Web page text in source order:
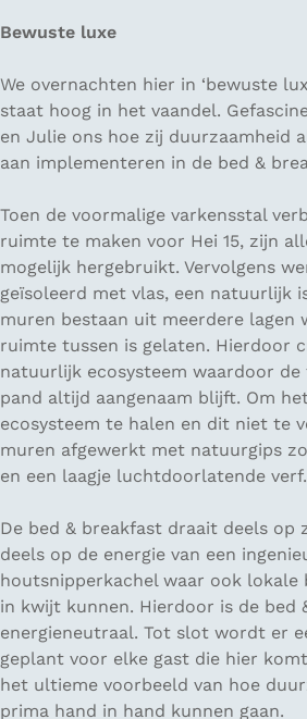
Bewuste luxe
We overnachten hier in ‘bewuste
staat hoog in het vaandel.
en Julie ons hoe zij duurzaamheid
aan implementeren in de bed &
Toen de voormalige varkensstal
ruimte te maken voor Hei 15, zijn
mogelijk hergebruikt. Vervolgens
geïsoleerd met vlas, een natuurlijk
muren bestaan uit meerdere lagen
ruimte tussen is gelaten. Hierdoor
natuurlijk ecosysteem waardoor
pand altijd aangenaam blijft. Om
ecosysteem te halen en dit niet te
muren afgewerkt met natuurgips
en een laagje luchtdoorlatende
De bed & breakfast draait deels op
deels op de energie van een
houtsnipperkachel waar ook
in kwijt kunnen. Hierdoor is de bed
energieneutraal. Tot slot wordt er
geplant voor elke gast die hier
het ultieme voorbeeld van hoe
prima hand in hand kunnen gaan.